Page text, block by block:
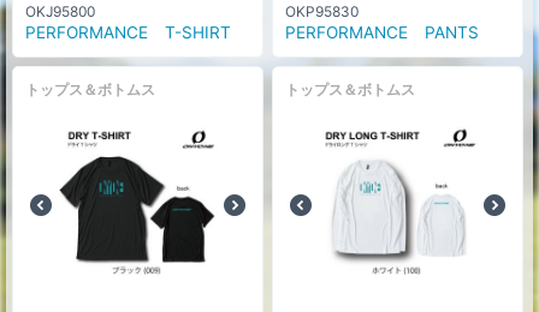
OKJ95800
PERFORMANCE T-SHIRT
OKP95830
PERFORMANCE PANTS
トップス＆ボトムス トップス＆ボトムス